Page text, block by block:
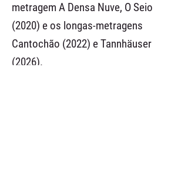
metragem A Densa Nuve, O Seio
(2020) e os longas-metragens
Cantochão (2022) e Tannhäuser
(2026).